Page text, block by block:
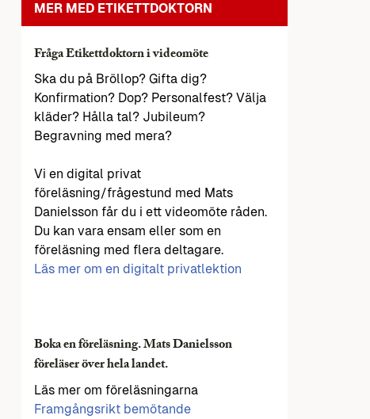
MER MED ETIKETTDOKTORN
Fråga Etikettdoktorn i videomöte
Ska du på Bröllop? Gifta dig?
Konfirmation? Dop? Personalfest? Välja
kläder? Hålla tal? Jubileum?
Begravning med mera?
Vi en digital privat
föreläsning/frågestund med Mats
Danielsson får du i ett videomöte råden.
Du kan vara ensam eller som en
föreläsning med flera deltagare.
Läs mer om en digitalt privatlektion
Boka en föreläsning. Mats Danielsson
föreläser över hela landet.
Läs mer om föreläsningarna
Framgångsrikt bemötande